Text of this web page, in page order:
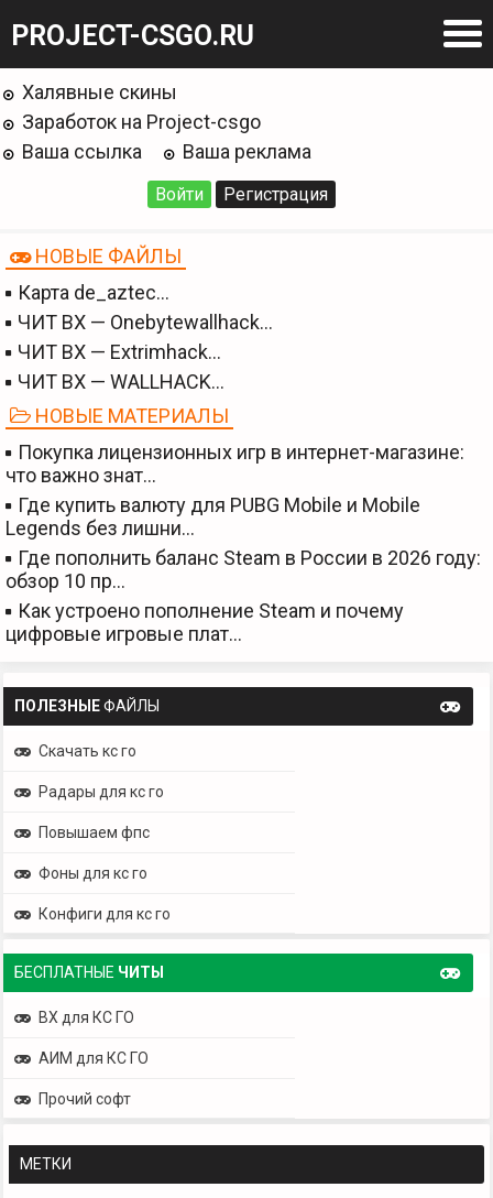
PROJECT-CSGO.RU
Халявные скины
Заработок на Project-csgo
Ваша ссылка
Ваша реклама
Войти Регистрация
НОВЫЕ ФАЙЛЫ
Карта de_aztec…
ЧИТ BX — Onebytewallhack…
ЧИТ BX — Extrimhack…
ЧИТ BX — WALLHACK…
НОВЫЕ МАТЕРИАЛЫ
Покупка лицензионных игр в интернет-магазине:
что важно знат…
Где купить валюту для PUBG Mobile и Mobile
Legends без лишни…
Где пополнить баланс Steam в России в 2026 году:
обзор 10 пр…
Как устроено пополнение Steam и почему
цифровые игровые плат…
ПОЛЕЗНЫЕФАЙЛЫ
Скачать кс го
Радары для кс го
Повышаем фпс
Фоны для кс го
Конфиги для кс го
БЕСПЛАТНЫЕ ЧИТЫ
ВХ для КС ГО
АИМ для КС ГО
Прочий софт
МЕТКИ